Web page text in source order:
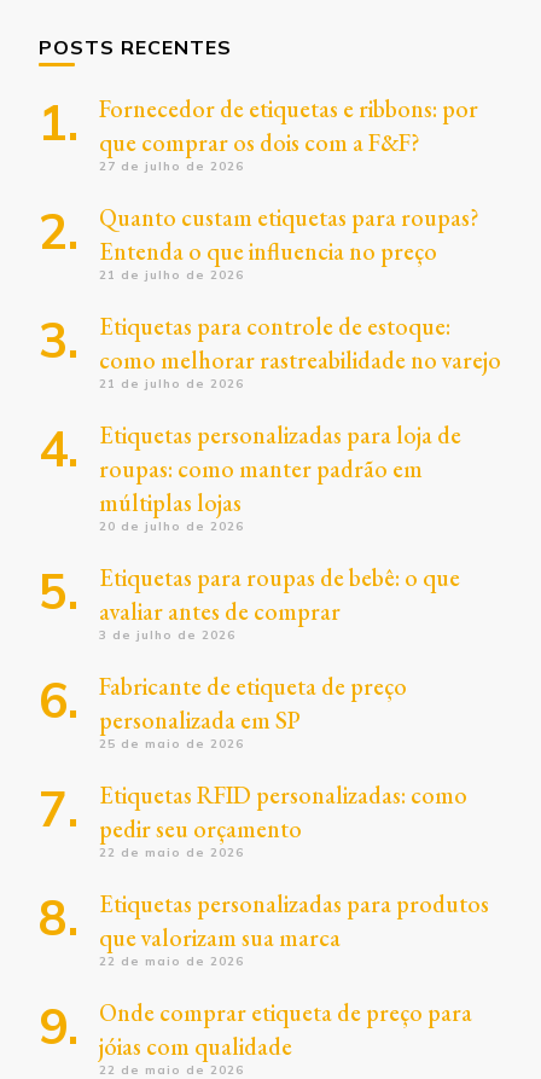
POSTS RECENTES
Fornecedor de etiquetas e ribbons: por
que comprar os dois com a F&F?
27 de julho de 2026
Quanto custam etiquetas para roupas?
Entenda o que influencia no preço
21 de julho de 2026
Etiquetas para controle de estoque:
como melhorar rastreabilidade no varejo
21 de julho de 2026
Etiquetas personalizadas para loja de
roupas: como manter padrão em
múltiplas lojas
20 de julho de 2026
Etiquetas para roupas de bebê: o que
avaliar antes de comprar
3 de julho de 2026
Fabricante de etiqueta de preço
personalizada em SP
25 de maio de 2026
Etiquetas RFID personalizadas: como
pedir seu orçamento
22 de maio de 2026
Etiquetas personalizadas para produtos
que valorizam sua marca
22 de maio de 2026
Onde comprar etiqueta de preço para
jóias com qualidade
22 de maio de 2026